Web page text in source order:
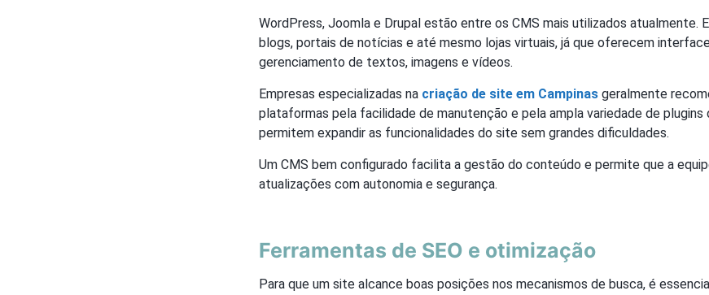
WordPress, Joomla e Drupal estão entre os CMS mais utilizados atualmente.
blogs, portais de notícias e até mesmo lojas virtuais, já que oferecem
gerenciamento de textos, imagens e vídeos.
Empresas especializadas na criação de site em Campinas geralmente
plataformas pela facilidade de manutenção e pela ampla variedade de plugins
permitem expandir as funcionalidades do site sem grandes dificuldades.
Um CMS bem configurado facilita a gestão do conteúdo e permite que a
atualizações com autonomia e segurança.
Ferramentas de SEO e otimização
Para que um site alcance boas posições nos mecanismos de busca, é